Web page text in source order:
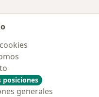
posiciones
generales